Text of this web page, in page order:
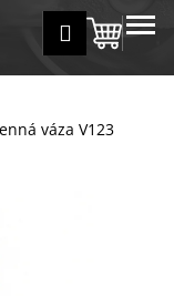
Přihlášení
košík
MENU
váza V123